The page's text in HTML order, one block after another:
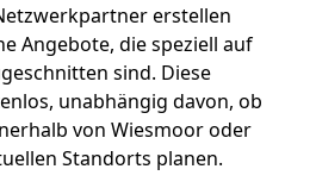
erstellen
Angebote, die speziell auf
sind. Diese
unabhängig davon, ob
von Wiesmoor oder
Standorts planen.